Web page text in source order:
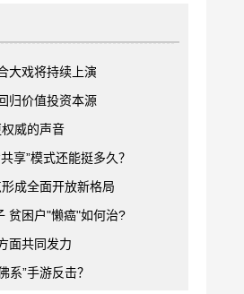
大戏将持续上演
归价值投资本源
权威的声音
享”模式还能挺多久？
成全面开放新格局
贫困户"懒癌"如何治?
面共同发力
系”手游反击？